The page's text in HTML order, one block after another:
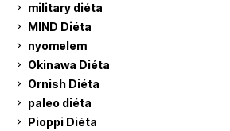
military diéta
MIND Diéta
nyomelem
Okinawa Diéta
Ornish Diéta
paleo diéta
Pioppi Diéta